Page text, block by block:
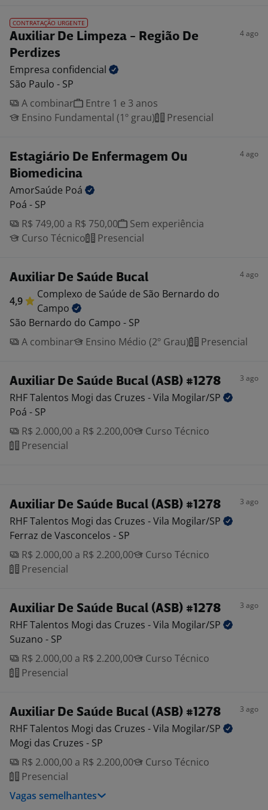
CONTRATAÇÃO URGENTE
Auxiliar De Limpeza - Região De
Perdizes
4 ago
Empresa confidencial
São Paulo - SP
A combinar
Entre 1 e 3 anos
Ensino Fundamental (1º grau)
Presencial
Estagiário De Enfermagem Ou
Biomedicina
4 ago
AmorSaúde Poá
Poá - SP
R$ 749,00 a R$ 750,00
Sem experiência
Curso Técnico
Presencial
Auxiliar De Saúde Bucal 4 ago
4,9
Complexo de Saúde de São Bernardo do
Campo
São Bernardo do Campo - SP
A combinar
Ensino Médio (2º Grau) Presencial
Auxiliar De Saúde Bucal (ASB) #1278 3 ago
RHF Talentos Mogi das Cruzes - Vila Mogilar/SP
Poá - SP
R$ 2.000,00 a R$ 2.200,00
Curso Técnico
Presencial
Auxiliar De Saúde Bucal (ASB) #1278 3 ago
RHF Talentos Mogi das Cruzes - Vila Mogilar/SP
Ferraz de Vasconcelos - SP
R$ 2.000,00 a R$ 2.200,00
Curso Técnico
Presencial
Auxiliar De Saúde Bucal (ASB) #1278 3 ago
RHF Talentos Mogi das Cruzes - Vila Mogilar/SP
Suzano - SP
R$ 2.000,00 a R$ 2.200,00
Curso Técnico
Presencial
Auxiliar De Saúde Bucal (ASB) #1278 3 ago
RHF Talentos Mogi das Cruzes - Vila Mogilar/SP
Mogi das Cruzes - SP
R$ 2.000,00 a R$ 2.200,00
Curso Técnico
Presencial
Vagas semelhantes